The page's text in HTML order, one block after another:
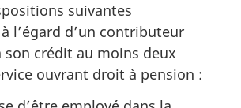
suivantes
l’égard d’un contributeur
son crédit au moins deux
ouvrant droit à pension :